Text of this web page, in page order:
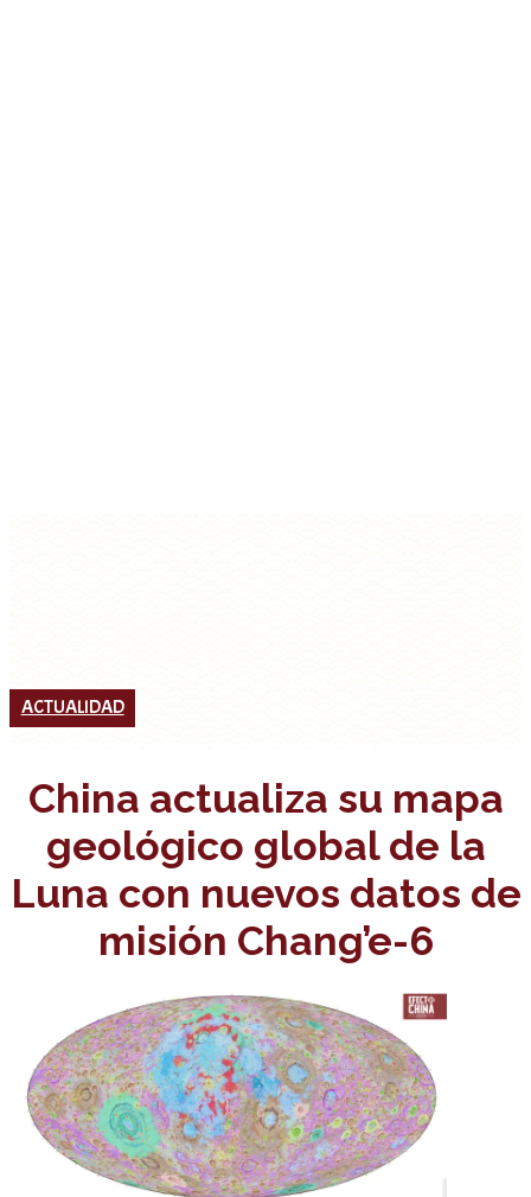
ACTUALIDAD
China actualiza su mapa
geológico global de la
Luna con nuevos datos de
misión Chang’e-6